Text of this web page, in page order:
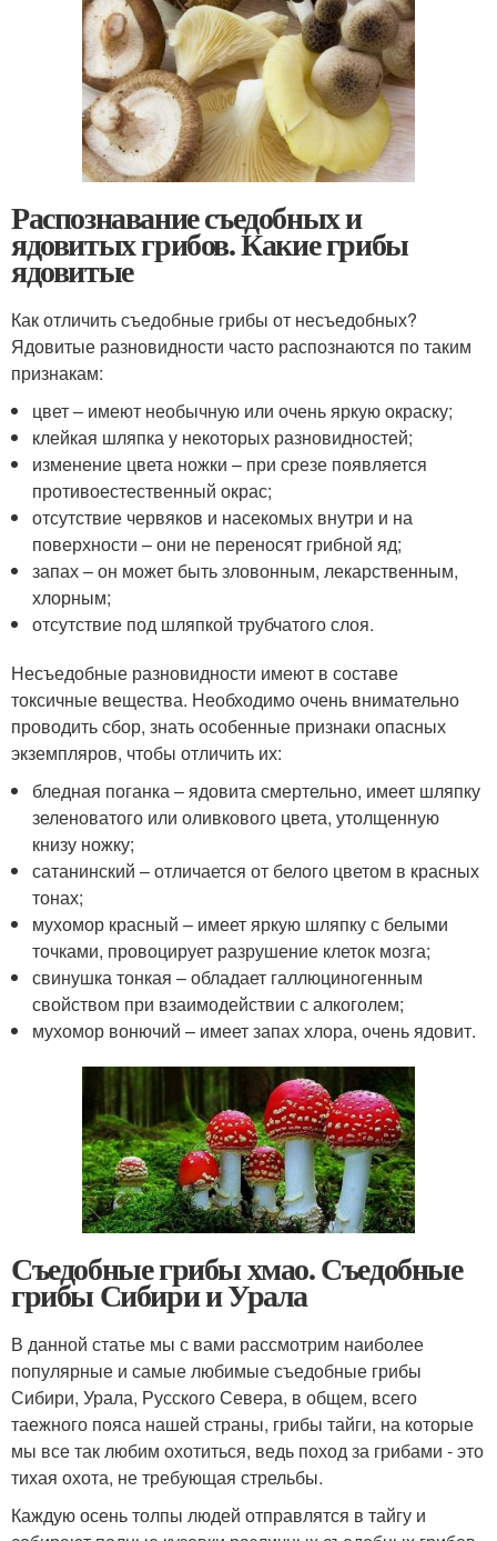
Распознавание съедобных и
ядовитых грибов. Какие грибы
ядовитые
Как отличить съедобные грибы от несъедобных?
Ядовитые разновидности часто распознаются по таким
признакам:
цвет – имеют необычную или очень яркую окраску;
клейкая шляпка у некоторых разновидностей;
изменение цвета ножки – при срезе появляется
противоестественный окрас;
отсутствие червяков и насекомых внутри и на
поверхности – они не переносят грибной яд;
запах – он может быть зловонным, лекарственным,
хлорным;
отсутствие под шляпкой трубчатого слоя.
Несъедобные разновидности имеют в составе
токсичные вещества. Необходимо очень внимательно
проводить сбор, знать особенные признаки опасных
экземпляров, чтобы отличить их:
бледная поганка – ядовита смертельно, имеет шляпку
зеленоватого или оливкового цвета, утолщенную
книзу ножку;
сатанинский – отличается от белого цветом в красных
тонах;
мухомор красный – имеет яркую шляпку с белыми
точками, провоцирует разрушение клеток мозга;
свинушка тонкая – обладает галлюциногенным
свойством при взаимодействии с алкоголем;
мухомор вонючий – имеет запах хлора, очень ядовит.
Съедобные грибы хмао. Съедобные
грибы Сибири и Урала
В данной статье мы с вами рассмотрим наиболее
популярные и самые любимые съедобные грибы
Сибири, Урала, Русского Севера, в общем, всего
таежного пояса нашей страны, грибы тайги, на которые
мы все так любим охотиться, ведь поход за грибами - это
тихая охота, не требующая стрельбы.
Каждую осень толпы людей отправлятся в тайгу и